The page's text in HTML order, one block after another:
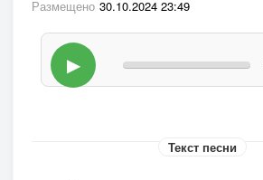
Размещено 30.10.2024 23:49
▶
Текст песни